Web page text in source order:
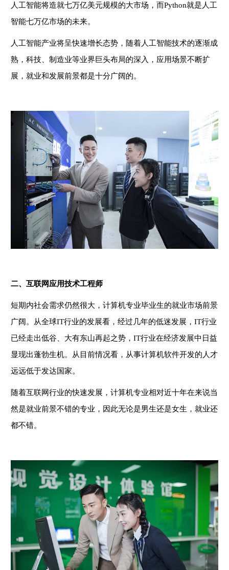
人工智能将造就七万亿美元规模的大市场，而Python就是人工
智能七万亿市场的未来。
人工智能产业将呈快速增长态势，随着人工智能技术的逐渐成
熟，科技、制造业等业界巨头布局的深入，应用场景不断扩
展，就业和发展前景都是十分广阔的。
二、互联网应用技术工程师
短期内社会需求仍然很大，计算机专业毕业生的就业市场前景
广阔。从全球IT行业的发展看，经过几年的低迷发展，IT行业
已经走出低谷、大有东山再起之势，IT行业在经济发展中日益
显现出蓬勃生机。从目前情况看，从事计算机软件开发的人才
远远低于发达国家。
随着互联网行业的快速发展，计算机专业相对近十年在来说当
然是就业前景不错的专业，因此无论是男生还是女生，就业还
都不错。